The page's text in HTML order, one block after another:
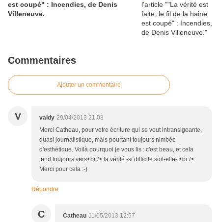
est coupé" : Incendies, de Denis
Villeneuve.
Commentaires
Ajouter un commentaire
V valdy 29/04/2013 21:03
Merci Catheau, pour votre écriture qui se veut intransigeante,
quasi journalistique, mais pourtant toujours nimbée
d'esthétique. Voilà pourquoi je vous lis : c'est beau, et cela
tend toujours vers<br /> la vérité -si difficile soit-elle-.<br />
Merci pour cela :-)
Répondre
C Catheau 11/05/2013 12:57